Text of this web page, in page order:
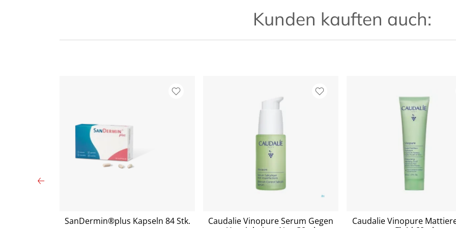
Kunden kauften auch:
SanDermin®plus Kapseln 84 Stk.
Caudalie Vinopure Serum Gegen
Caudalie Vinopure